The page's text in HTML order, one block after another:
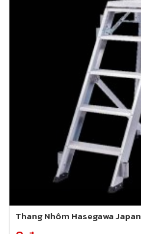
Thang Nhôm Hasegawa Japan